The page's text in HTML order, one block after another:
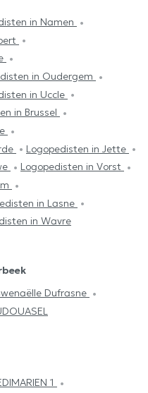
in Namen
in Oudergem
in Uccle
in Brussel
Logopedisten in Jette
Logopedisten in Vorst
in Lasne
in Wavre
Dufrasne
1